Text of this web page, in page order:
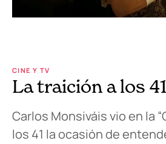
CINE Y TV
La traición a los 41
Carlos Monsiváis vio en la
los 41 la ocasión de